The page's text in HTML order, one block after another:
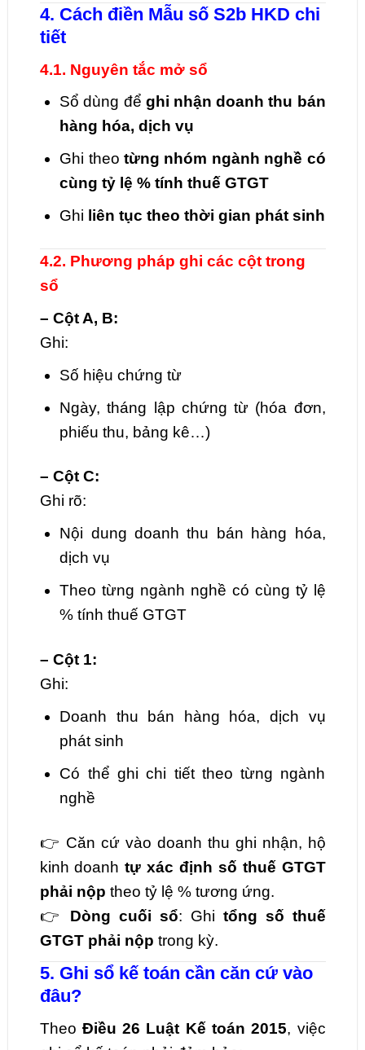
4. Cách điền Mẫu số S2b HKD chi
tiết
4.1. Nguyên tắc mở sổ
Sổ dùng để ghi nhận doanh thu bán
hàng hóa, dịch vụ
Ghi theo từng nhóm ngành nghề có
cùng tỷ lệ % tính thuế GTGT
Ghi liên tục theo thời gian phát sinh
4.2. Phương pháp ghi các cột trong
sổ
– Cột A, B:
Ghi:
Số hiệu chứng từ
Ngày, tháng lập chứng từ (hóa đơn,
phiếu thu, bảng kê…)
– Cột C:
Ghi rõ:
Nội dung doanh thu bán hàng hóa,
dịch vụ
Theo từng ngành nghề có cùng tỷ lệ
% tính thuế GTGT
– Cột 1:
Ghi:
Doanh thu bán hàng hóa, dịch vụ
phát sinh
Có thể ghi chi tiết theo từng ngành
nghề
👉 Căn cứ vào doanh thu ghi nhận, hộ
kinh doanhtự xác định số thuế GTGT
phải nộp theo tỷ lệ % tương ứng.
👉 Dòng cuối sổ: Ghi tổng số thuế
GTGT phải nộp trong kỳ.
5. Ghi sổ kế toán cần căn cứ vào
đâu?
Theo Điều 26 Luật Kế toán 2015, việc